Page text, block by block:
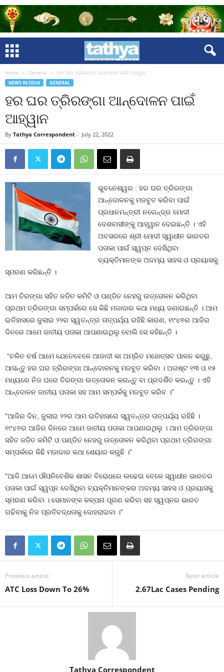
Home General ହର ଘର ତ୍ରିରଙ୍ଗା ଆନ୍ଦୋଳନ ପାଇଁ ଆହ୍ୱାନ
NEWS IN ODIA GENERAL
ହର ଘର ତ୍ରିରଙ୍ଗା ଆନ୍ଦୋଳନ ପାଇଁ
ଆହ୍ୱାନ
By Tathya Correspondent - July 22, 2022
ଭୁବନେଶ୍ୱର : ହର ଘର ତ୍ରିରଙ୍ଗା
ଆନ୍ଦୋଳନକୁ ମଜବୁତ କରିବା ପାଇଁ
ପ୍ରଧାନମନ୍ତ୍ରୀ ନରେନ୍ଦ୍ର ମୋଦୀ
ଦେଶବାସୀଙ୍କୁ ଆହ୍ୱାନ ଦେଇଛନ୍ତି । ଏହି
ଅବସରରେ ଶ୍ରୀ ମୋଦୀ ସ୍ୱାଧୀନ ଭାରତର
ପତାକା ପାଇଁ ସ୍ୱପ୍ନ ଦେଖିଥିବା
ବ୍ୟକ୍ତିମାନଙ୍କ ଅଦମ୍ୟ ସାହସ ଓ ପ୍ରୟାସକୁ
ସ୍ମରଣ କରିଛନ୍ତି ।
ଆମ ତିରଙ୍ଗା ସହିତ ଜଡିତ କମିଟି ଓ ପଣ୍ଡିତ ନେହରୁ ଉତ୍ତୋଳନ କରିଥିବା
ପ୍ରଥମ ତ୍ରିରଙ୍ଗା ସମ୍ପର୍କରେ ସେ କିଛି ମଜାଦାର କଥା ମଧ୍ୟ ଜଣାଇଛନ୍ତି । ଆମ
ଇତିହାସରେ ଜୁଲାଇ ୨୨ର ସ୍ୱତନ୍ତ୍ର ତାତ୍ପର୍ଯ୍ୟ ରହିଛି କାରଣ, ୧୯୪୭ର ଆଜିର
ଦିନରେ ଆମେ ଜାତୀୟ ପତାକା ଆପଣାଇଥିଲୁ ବୋଲି ସେ କହିଛନ୍ତି ।
“ଚଳିତ ବର୍ଷ ଆମେ ଯେତେବେଳେ ଆଜାଦୀ କା ଅମ୍ରିତ ମହୋତ୍ସବ ପାଳନ କରୁଛୁ,
ଆସନ୍ତୁ ହର ଘର ତ୍ରିରଙ୍ଗା ଆନ୍ଦୋଳନକୁ ମଜବୁତ କରିବା । ଅଗଷ୍ଟ ୧୩ ଓ ୧୫
ମଧ୍ୟରେ ନିଜ ଘରେ ତିରଙ୍ଗା ଉତ୍ତୋଳନ କରନ୍ତୁ ବା ପ୍ରଦର୍ଶିତ କରନ୍ତୁ । ଏହି
ଆନ୍ଦୋଳନ ଜାତୀୟ ପତାକା ସହ ଆମ ସମ୍ପର୍କକୁ ମଜବୁତ କରିବ ।”
“ଆଜିର ଦିନ, ଜୁଲାଇ ୨୨ର ଆମ ଇତିହାସରେ ସ୍ୱତନ୍ତ୍ର ତାତ୍ପର୍ଯ୍ୟ ରହିଛି ।
୧୯୪୭ର ଆଜିର ଦିନରେ ଆମେ ଜାତୀୟ ପତାକା ଆପଣାଇଥିଲୁ । ଆମ ତ୍ରିରଙ୍ଗା
ସହିତ ଜଡିତ କମିଟି ଓ ପଣ୍ଡିତ ନେହରୁ ଉତ୍ତୋଳନ କରିଥିବା ପ୍ରଥମ ତ୍ରିରଙ୍ଗା
ସମ୍ପର୍କରେ କିଛି ମଜାଦାର କଥା ଶେୟାର କରୁଛି ।”
“ଆଜି ଆମେ ଔପନିବେଶିକ ଶାସନ ବିରୋଧରେ ଲଢେଇ ବେଳେ ସ୍ୱାଧୀନ ଭାରତର
ପତାକା ପାଇଁ ସ୍ୱପ୍ନ ଦେଖିଥିବା ବ୍ୟକ୍ତିମାନଙ୍କର ଅଦମ୍ୟ ସାହସ ଓ ପ୍ରୟାସକୁ
ସ୍ମରଣ କରିବା । ସେମାନଙ୍କ କଳ୍ପନା ପୂରଣ କରିବା ସହ ସ୍ୱପ୍ନର ଭାରତ
ଗଢିବାକୁ ନିଜ ପ୍ରତିବଦ୍ଧତାକୁ ଦୋହରାଇବା ।”
Previous article
ATC Loss Down To 26%
Next article
2.67Lac Cases Pending
Tathya Correspondent